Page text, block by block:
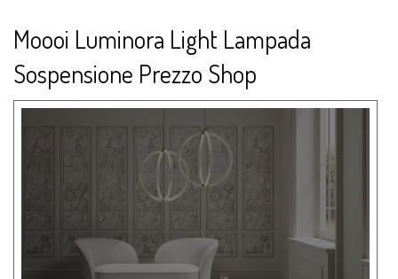
Moooi Luminora Light Lampada
Sospensione Prezzo Shop